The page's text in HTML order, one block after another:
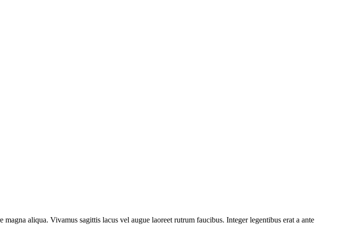
aliqua. Vivamus sagittis lacus vel augue laoreet rutrum faucibus. Integer legentibus erat a ante